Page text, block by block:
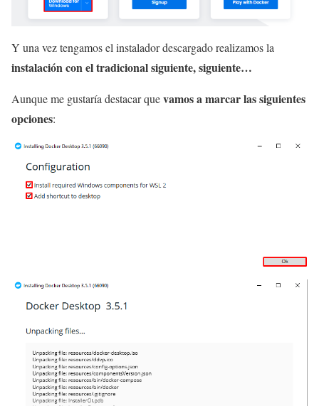
Y una vez tengamos el instalador descargado realizamos la
instalación con el tradicional siguiente, siguiente…
Aunque me gustaría destacar quevamos a marcar las siguientes
opciones: